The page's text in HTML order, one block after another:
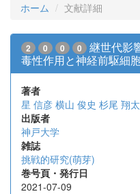
ホーム 文献詳細
2 0 0 0
継世代影
毒性作用と神経前駆細
著者
星 信彦 横山 俊史 杉尾 翔太
出版者
神戸大学
雑誌
挑戦的研究(萌芽)
巻号頁・発行日
2021-07-09